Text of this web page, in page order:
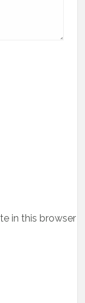
in this browser